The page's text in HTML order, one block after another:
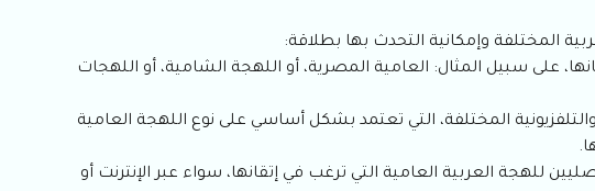
المختلفة وإمكانية التحدث بها بطلاقة:
على سبيل المثال: العامية المصرية، أو اللهجة الشامية، أو اللهجات
المختلفة، التي تعتمد بشكل أساسي على نوع اللهجة العامية
للهجة العربية العامية التي ترغب في إتقانها، سواء عبر الإنترنت أو